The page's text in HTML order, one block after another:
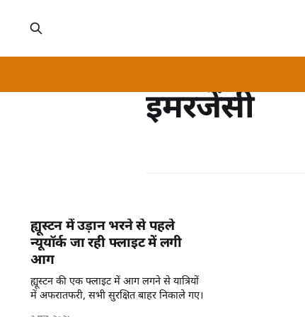
इमरजेंसी
ह्यूस्टन में उड़ान भरने से पहले
न्यूयॉर्क जा रही फ्लाइट में लगी
आग
ह्यूस्टन की एक फ्लाइट में आग लगने से यात्रियों
में अफरातफरी, सभी सुरक्षित बाहर निकाले गए।